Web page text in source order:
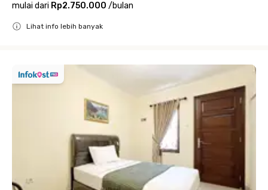
mulai dari Rp2.750.000 /bulan
Lihat info lebih banyak